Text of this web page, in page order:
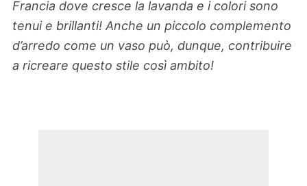
Francia dove cresce la lavanda e i colori sono
tenui e brillanti! Anche un piccolo complemento
d’arredo come un vaso può, dunque, contribuire
a ricreare questo stile così ambito!